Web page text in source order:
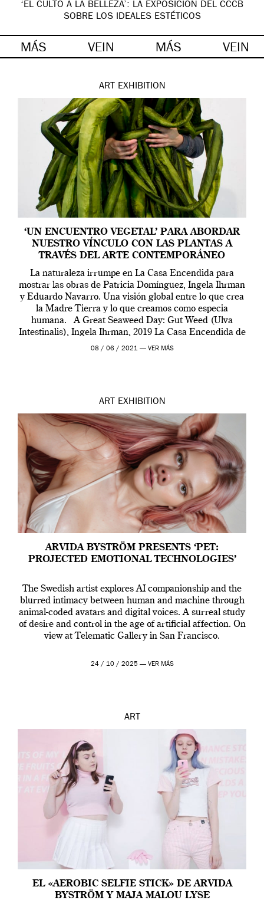
‘EL CULTO A LA BELLEZA’: LA EXPOSICIÓN DEL CCCB
SOBRE LOS IDEALES ESTÉTICOS
MÁS VEIN MÁS VEIN
ART EXHIBITION
‘UN ENCUENTRO VEGETAL’ PARA ABORDAR
NUESTRO VÍNCULO CON LAS PLANTAS A
TRAVÉS DEL ARTE CONTEMPORÁNEO
La naturaleza irrumpe en La Casa Encendida para
mostrar las obras de Patricia Domínguez, Ingela Ihrman
y Eduardo Navarro. Una visión global entre lo que crea
la Madre Tierra y lo que creamos como especia
humana. A Great Seaweed Day: Gut Weed (Ulva
Intestinalis), Ingela Ihrman, 2019 La Casa Encendida de
Madrid y la Wellcome […]
08 / 06 / 2021 — VER MÁS
ART EXHIBITION
ARVIDA BYSTRÖM PRESENTS ‘PET:
PROJECTED EMOTIONAL TECHNOLOGIES’
The Swedish artist explores AI companionship and the
blurred intimacy between human and machine through
animal-coded avatars and digital voices. A surreal study
of desire and control in the age of artificial affection. On
view at Telematic Gallery in San Francisco.
24 / 10 / 2025 — VER MÁS
ART
EL «AEROBIC SELFIE STICK» DE ARVIDA
BYSTRÖM Y MAJA MALOU LYSE